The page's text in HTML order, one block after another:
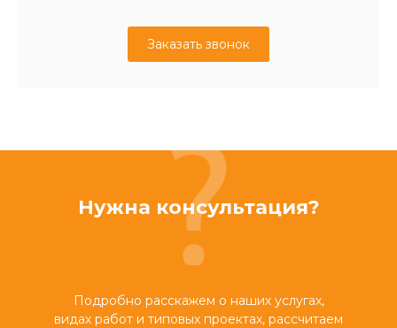
Заказать звонок
Нужна консультация?
Подробно расскажем о наших услугах,
видах работ и типовых проектах, рассчитаем